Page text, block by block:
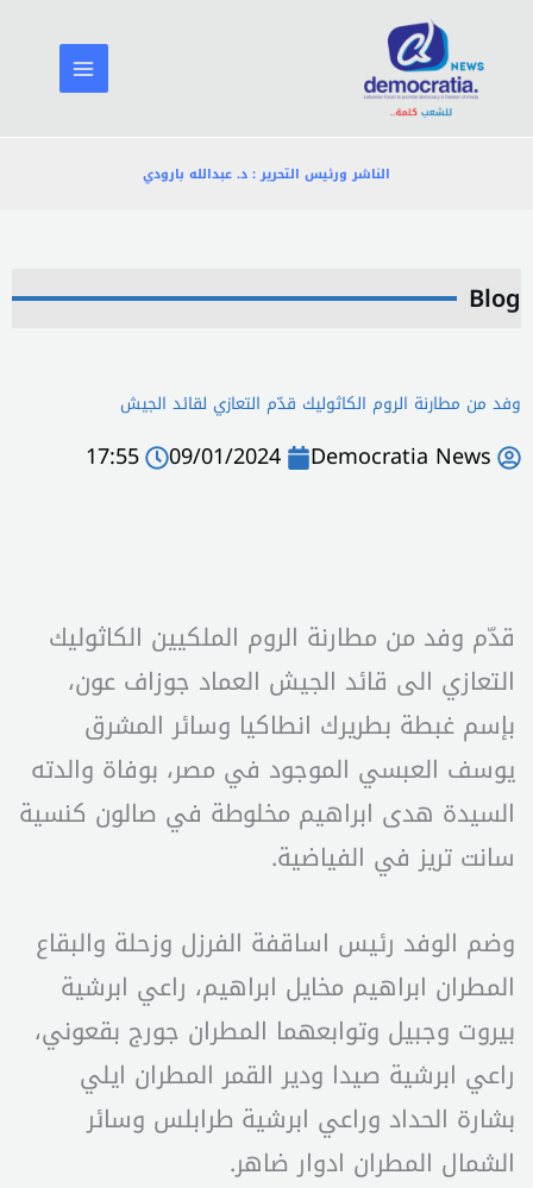
المحتوى
الناشر ورئيس التحرير : د. عبدالله بارودي
Blog
وفد من مطارنة الروم الكاثوليك قدّم التعازي لقائد الجيش
Democratia News
09/01/2024
17:55
قدّم وفد من مطارنة الروم الملكيين الكاثوليك
التعازي الى قائد الجيش العماد جوزاف عون،
بإسم غبطة بطريرك انطاكيا وسائر المشرق
يوسف العبسي الموجود في مصر، بوفاة والدته
السيدة هدى ابراهيم مخلوطة في صالون كنسية
سانت تريز في الفياضية.
وضم الوفد رئيس اساقفة الفرزل وزحلة والبقاع
المطران ابراهيم مخايل ابراهيم، راعي ابرشية
بيروت وجبيل وتوابعهما المطران جورج بقعوني،
راعي ابرشية صيدا ودير القمر المطران ايلي
بشارة الحداد وراعي ابرشية طرابلس وسائر
الشمال المطران ادوار ضاهر.